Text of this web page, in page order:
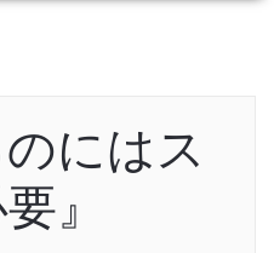
のにはス
』